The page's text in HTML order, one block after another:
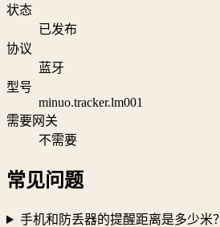
状态
已发布
协议
蓝牙
型号
minuo.tracker.lm001
需要网关
不需要
常见问题
手机和防丢器的提醒距离是多少米？